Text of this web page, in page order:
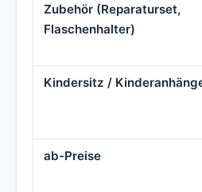
Zubehör (Reparaturset,
Flaschenhalter)
Kindersitz /
ab-Preise